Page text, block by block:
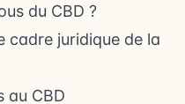
du CBD ?
cadre juridique de la
au CBD